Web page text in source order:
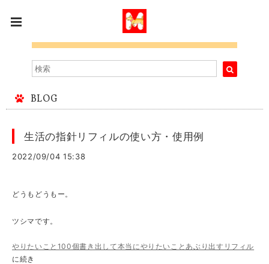
BLOG
生活の指針リフィルの使い方・使用例
2022/09/04 15:38
どうもどうもー。
ツシマです。
やりたいこと100個書き出して本当にやりたいことあぶり出すリフィル
に続き